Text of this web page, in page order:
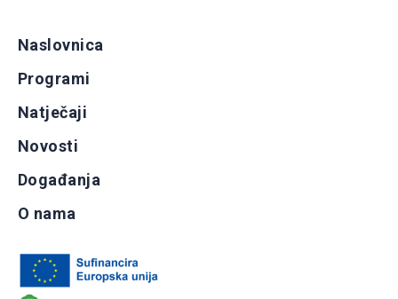
Naslovnica
Programi
Natječaji
Novosti
Događanja
O nama